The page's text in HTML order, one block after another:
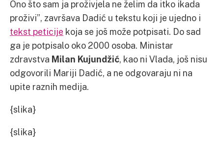
Ono što sam ja proživjela ne želim da itko ikada
proživi”, završava Dadić u tekstu koji je ujedno i
tekst peticije koja se još može potpisati. Do sad
ga je potpisalo oko 2000 osoba. Ministar
zdravstva Milan Kujundžić, kao ni Vlada, još nisu
odgovorili Mariji Dadić, a ne odgovaraju ni na
upite raznih medija.
{slika}
{slika}